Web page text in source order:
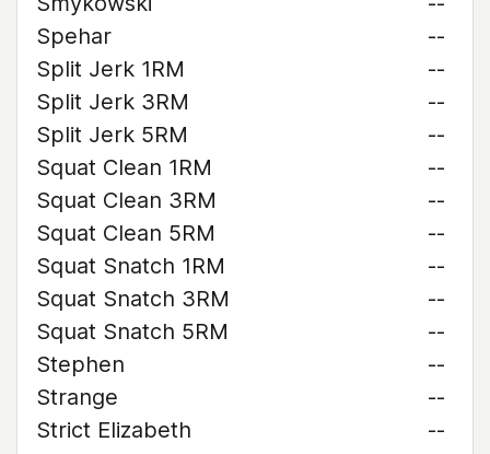
Spehar
--
Split Jerk 1RM
--
Split Jerk 3RM
--
Split Jerk 5RM
--
Squat Clean 1RM
--
Squat Clean 3RM
--
Squat Clean 5RM
--
Squat Snatch 1RM
--
Squat Snatch 3RM
--
Squat Snatch 5RM
--
Stephen
--
Strange
--
Strict Elizabeth
--